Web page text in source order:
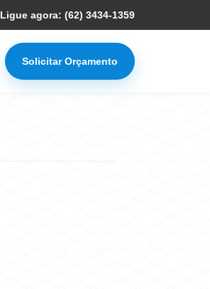
Ligue agora: (62) 3434-1359
Solicitar Orçamento